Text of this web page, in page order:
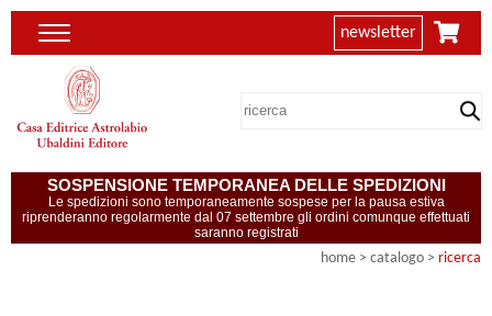
newsletter
SOSPENSIONE TEMPORANEA DELLE SPEDIZIONI
Le spedizioni sono temporaneamente sospese per la pausa estiva
riprenderanno regolarmente dal 07 settembre gli ordini comunque effettuati
saranno registrati
home > catalogo > ricerca